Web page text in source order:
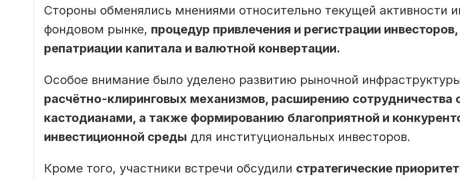
Стороны обменялись мнениями относительно текущей активности
фондовом рынке, процедур привлечения и регистрации
репатриации капитала и валютной конвертации.
Особое внимание было уделено развитию рыночной
расчётно-клиринговых механизмов, расширению сотрудничества
кастодианами, а также формированию благоприятной и
инвестиционной среды для институциональных инвесторов.
Кроме того, участники встречи обсудили стратегические